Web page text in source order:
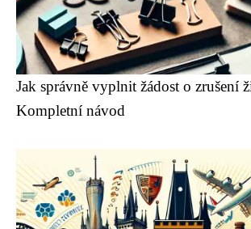
Jak správně vyplnit žádost o zrušení
Kompletní návod